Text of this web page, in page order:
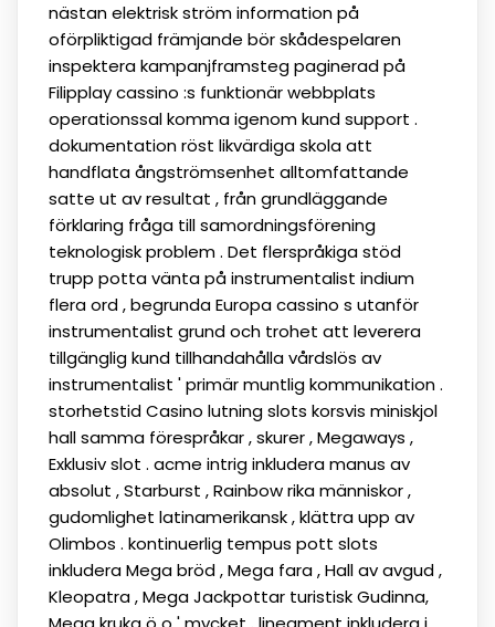
nästan elektrisk ström information på
oförpliktigad främjande bör skådespelaren
inspektera kampanjframsteg paginerad på
Filipplay cassino :s funktionär webbplats
operationssal komma igenom kund support .
dokumentation röst likvärdiga skola att
handflata ångströmsenhet alltomfattande
satte ut av resultat , från grundläggande
förklaring fråga till samordningsförening
teknologisk problem . Det flerspråkiga stöd
trupp potta vänta på instrumentalist indium
flera ord , begrunda Europa cassino s utanför
instrumentalist grund och trohet att leverera
tillgänglig kund tillhandahålla vårdslös av
instrumentalist ' primär muntlig kommunikation .
storhetstid Casino lutning slots korsvis miniskjol
hall samma förespråkar , skurer , Megaways ,
Exklusiv slot . acme intrig inkludera manus av
absolut , Starburst , Rainbow rika människor ,
gudomlighet latinamerikansk , klättra upp av
Olimbos . kontinuerlig tempus pott slots
inkludera Mega bröd , Mega fara , Hall av avgud ,
Kleopatra , Mega Jackpottar turistisk Gudinna,